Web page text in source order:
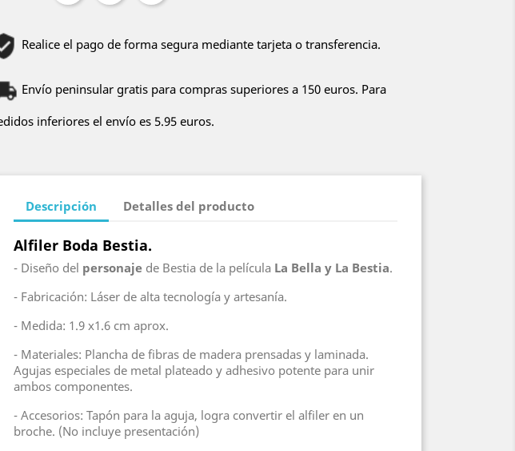
Realice el pago de forma segura mediante tarjeta o transferencia.
Envío peninsular gratis para compras superiores a 150 euros. Para
inferiores el envío es 5.95 euros.
Descripción Detalles del producto
Alfiler Boda Bestia.
- Diseño del personaje de Bestia de la película La Bella y La Bestia.
- Fabricación: Láser de alta tecnología y artesanía.
- Medida: 1.9 x1.6 cm aprox.
- Materiales: Plancha de fibras de madera prensadas y laminada.
Agujas especiales de metal plateado y adhesivo potente para unir
ambos componentes.
- Accesorios: Tapón para la aguja, logra convertir el alfiler en un
broche. (No incluye presentación)